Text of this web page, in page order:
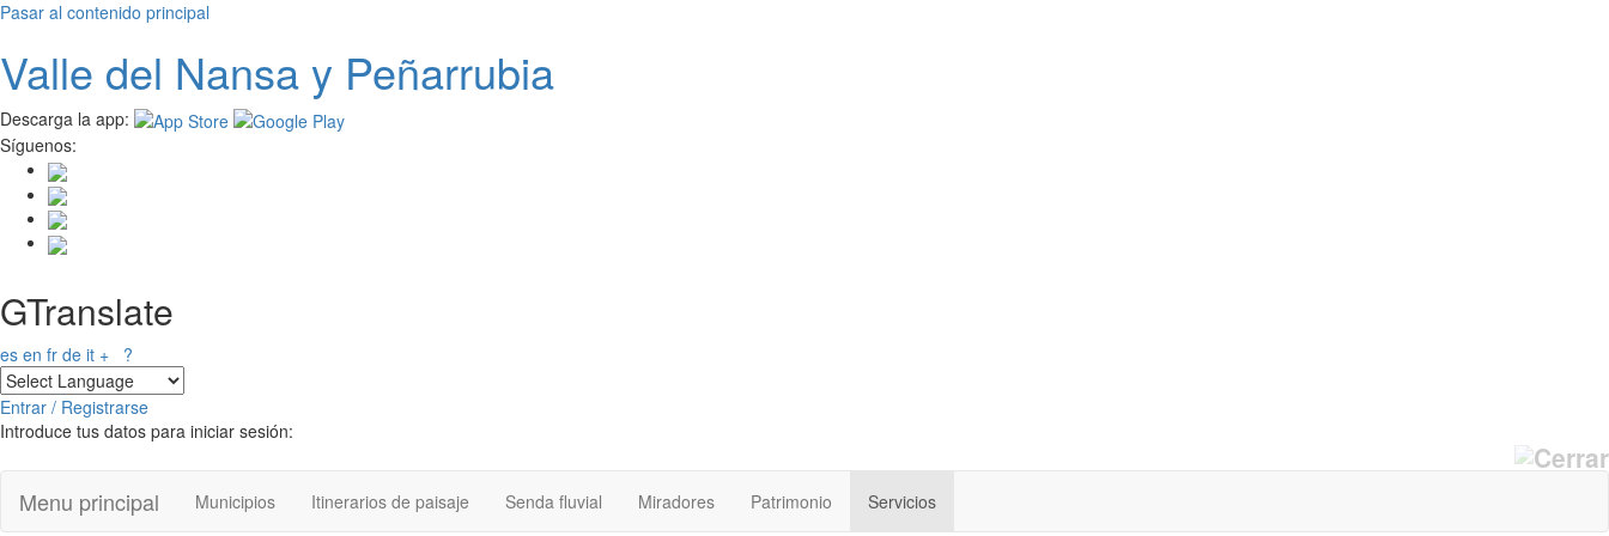
Pasar al contenido principal
Valle del Nansay Peñarrubia
Descarga la app:
Síguenos:
GTranslate
es en fr de it + ?
Entrar / Registrarse
Introduce tus datos para iniciar sesión:
Menu principal Municipios Itinerarios de paisaje Senda fluvial Miradores Patrimonio Servicios